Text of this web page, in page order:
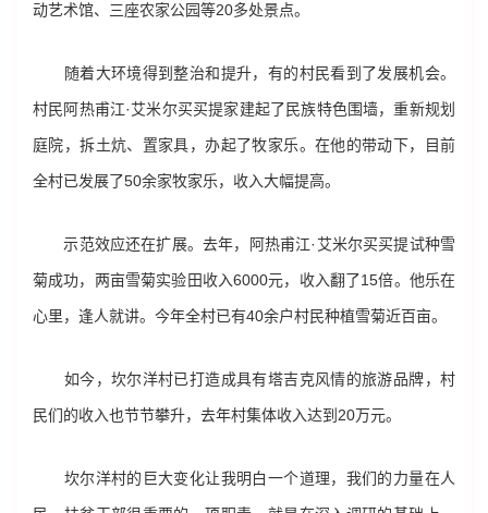
动艺术馆、三座农家公园等20多处景点。
随着大环境得到整治和提升，有的村民看到了发展机会。
村民阿热甫江·艾米尔买买提家建起了民族特色围墙，重新规划
庭院，拆土炕、置家具，办起了牧家乐。在他的带动下，目前
全村已发展了50余家牧家乐，收入大幅提高。
示范效应还在扩展。去年，阿热甫江·艾米尔买买提试种雪
菊成功，两亩雪菊实验田收入6000元，收入翻了15倍。他乐在
心里，逢人就讲。今年全村已有40余户村民种植雪菊近百亩。
如今，坎尔洋村已打造成具有塔吉克风情的旅游品牌，村
民们的收入也节节攀升，去年村集体收入达到20万元。
坎尔洋村的巨大变化让我明白一个道理，我们的力量在人